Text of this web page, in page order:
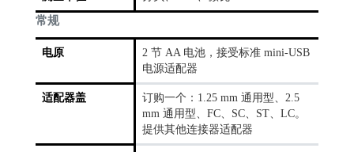
常规
电原
2 节 AA 电池，接受标准 mini-USB
电源适配器
适配器盖
订购一个：1.25 mm 通用型、2.5
mm 通用型、FC、SC、ST、LC。
提供其他连接器适配器